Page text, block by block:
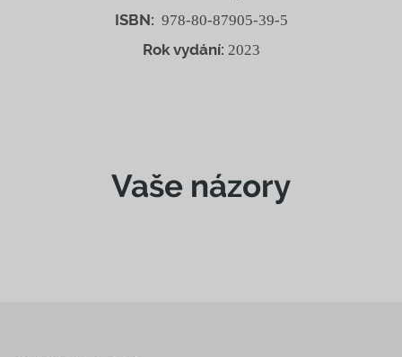
ISBN: 978-80-87905-39-5
Rok vydání: 2023
Vaše názory